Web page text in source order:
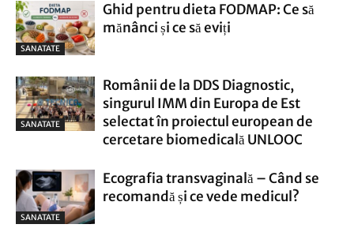
SANATATE
Ghid pentru dieta FODMAP: Ce să
mănânci și ce să eviți
SANATATE
Românii de la DDS Diagnostic,
singurul IMM din Europa de Est
selectat în proiectul european de
cercetare biomedicală UNLOOC
SANATATE
Ecografia transvaginală – Când se
recomandă și ce vede medicul?